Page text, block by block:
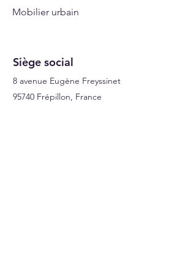
milieu très agressif
Mobilier urbain
Siège social
8 avenue Eugène Freyssinet
95740 Frépillon, France